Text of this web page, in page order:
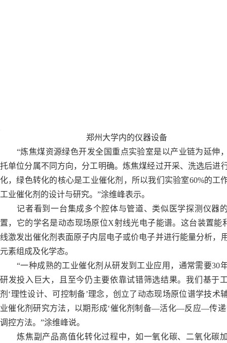
郑州大学内的仪器设备
“炼焦煤资源绿色开发全国重点实验室是以产业链为延伸
托单位分属不同方向，分工明确。炼焦煤经过开采、洗选后进
化，绿色转化的核心是工业催化剂，所以我们实验室60%的工
工业催化剂的设计与研究。”涂维峰表示。
记者看到一台集成多个腔体与管道、类似医学探测仪器
置，它的学名是动态现场原位X射线光电子能谱。这台装置能
线激发出催化剂表面原子内层电子或价电子并进行能量分析，
元素组成及化学态。
“一种成熟的工业催化剂从研发到工业应用，通常需要30
研发投入巨大，且至今仍主要依靠试错筛选结果。我们基于
剂‘理性设计、可控制备’理念，创立了动态现场原位谱学技术
业催化剂研究方法，以期形成‘催化剂制备—活化—反应—传递
调控方法。”涂维峰说。
炼焦副产品高值化转化过程中，如一氧化碳、二氧化碳